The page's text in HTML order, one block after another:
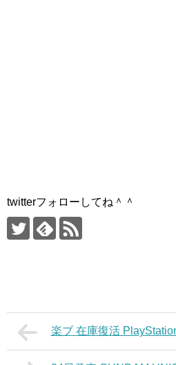
twitterフォローしてね＾＾
楽ブ 在庫復活